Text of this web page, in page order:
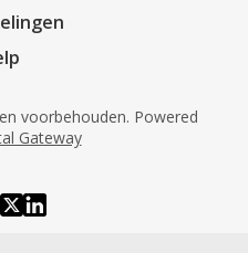
voorbehouden. Powered
Gateway